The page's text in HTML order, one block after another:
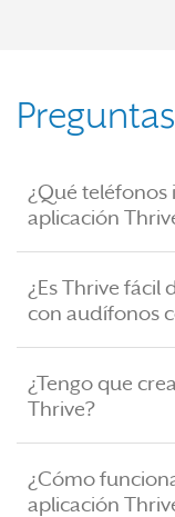
¿Qué teléfonos
aplicación
¿Es Thrive fácil
con audífonos
¿Tengo que
Thrive?
¿Cómo
aplicación